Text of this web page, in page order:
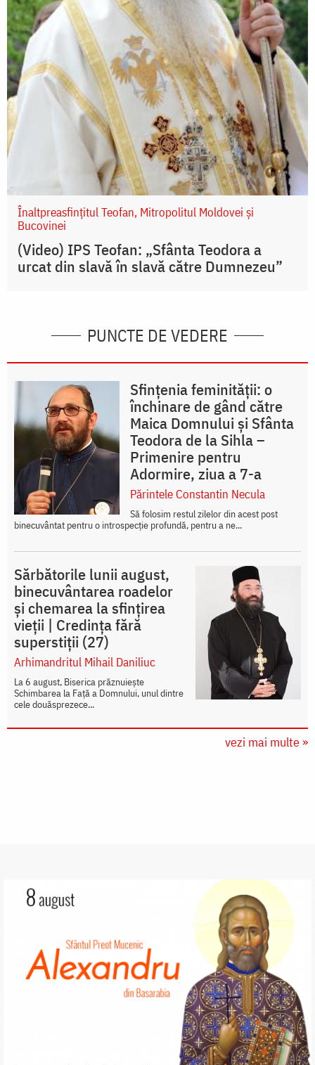
Înaltpreasfințitul Teofan, Mitropolitul Moldovei și
Bucovinei
(Video) IPS Teofan: „Sfânta Teodora a
urcat din slavă în slavă către Dumnezeu”
PUNCTE DE VEDERE
Sfințenia feminității: o
închinare de gând către
Maica Domnului și Sfânta
Teodora de la Sihla –
Primenire pentru
Adormire, ziua a 7-a
Părintele Constantin Necula
Să folosim restul zilelor din acest post
binecuvântat pentru o introspecție profundă, pentru a ne...
Sărbătorile lunii august,
binecuvântarea roadelor
și chemarea la sfințirea
vieții | Credința fără
superstiții (27)
Arhimandritul Mihail Daniliuc
La 6 august, Biserica prăznuiește
Schimbarea la Față a Domnului, unul dintre
cele douăsprezece...
vezi mai multe »